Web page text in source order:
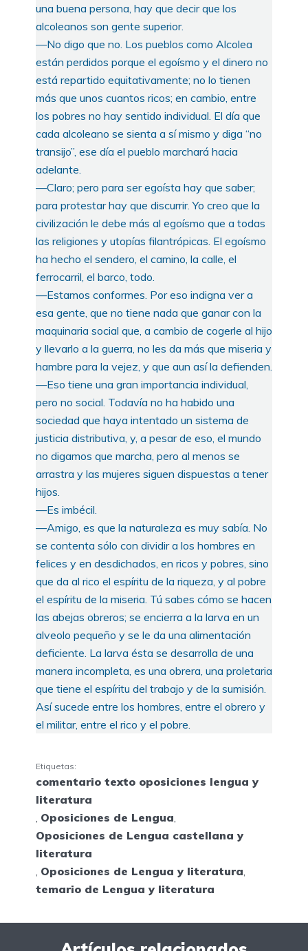
una buena persona, hay que decir que los
alcoleanos son gente superior.
—No digo que no. Los pueblos como Alcolea
están perdidos porque el egoísmo y el dinero no
está repartido equitativamente; no lo tienen
más que unos cuantos ricos; en cambio, entre
los pobres no hay sentido individual. El día que
cada alcoleano se sienta a sí mismo y diga “no
transijo”, ese día el pueblo marchará hacia
adelante.
—Claro; pero para ser egoísta hay que saber;
para protestar hay que discurrir. Yo creo que la
civilización le debe más al egoísmo que a todas
las religiones y utopías filantrópicas. El egoísmo
ha hecho el sendero, el camino, la calle, el
ferrocarril, el barco, todo.
—Estamos conformes. Por eso indigna ver a
esa gente, que no tiene nada que ganar con la
maquinaria social que, a cambio de cogerle al hijo
y llevarlo a la guerra, no les da más que miseria y
hambre para la vejez, y que aun así la defienden.
—Eso tiene una gran importancia individual,
pero no social. Todavía no ha habido una
sociedad que haya intentado un sistema de
justicia distributiva, y, a pesar de eso, el mundo
no digamos que marcha, pero al menos se
arrastra y las mujeres siguen dispuestas a tener
hijos.
—Es imbécil.
—Amigo, es que la naturaleza es muy sabía. No
se contenta sólo con dividir a los hombres en
felices y en desdichados, en ricos y pobres, sino
que da al rico el espíritu de la riqueza, y al pobre
el espíritu de la miseria. Tú sabes cómo se hacen
las abejas obreros; se encierra a la larva en un
alveolo pequeño y se le da una alimentación
deficiente. La larva ésta se desarrolla de una
manera incompleta, es una obrera, una proletaria
que tiene el espíritu del trabajo y de la sumisión.
Así sucede entre los hombres, entre el obrero y
el militar, entre el rico y el pobre.
Etiquetas:
comentario texto oposiciones lengua y
literatura
, Oposiciones de Lengua,
Oposiciones de Lengua castellana y
literatura
, Oposiciones de Lengua y literatura,
temario de Lengua y literatura